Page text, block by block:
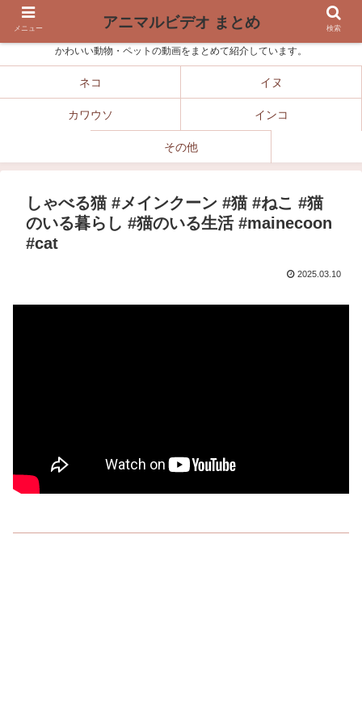
かわいい動物・ペットの動画をまとめて紹介しています。
ネコ イヌ
カワウソ インコ
その他
しゃべる猫 #メインクーン #猫 #ねこ #猫
のいる暮らし #猫のいる生活 #mainecoon
#cat
2025.03.10
メニュー アニマルビデオ まとめ 検索